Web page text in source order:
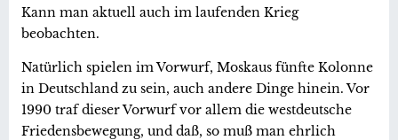
Kann man aktuell auch im laufenden Krieg
beobachten.
Natürlich spielen im Vorwurf, Moskaus fünfte Kolonne
in Deutschland zu sein, auch andere Dinge hinein. Vor
1990 traf dieser Vorwurf vor allem die westdeutsche
Friedensbewegung, und daß, so muß man ehrlich